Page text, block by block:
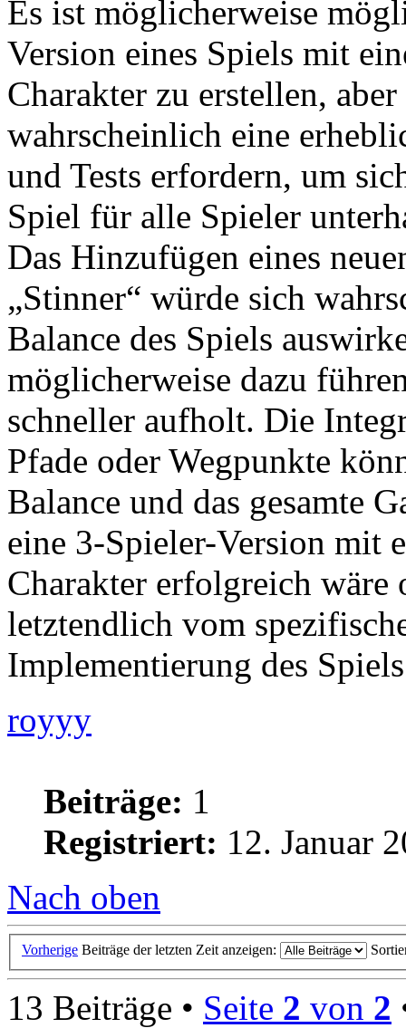
Es ist möglicherweise
Version eines Spiels mit
Charakter zu erstellen,
wahrscheinlich eine
und Tests erfordern, um
Spiel für alle Spieler
Das Hinzufügen eines
„Stinner“ würde sich
Balance des Spiels
möglicherweise dazu
schneller aufholt. Die
Pfade oder Wegpunkte
Balance und das gesamte
eine 3-Spieler-Version mit
Charakter erfolgreich wäre
letztendlich vom
Implementierung des
royyy
Beiträge: 1
Registriert: 12. Januar
Nach oben
Vorherige Beiträge der letzten Zeit anzeigen:
13 Beiträge • Seite 2 von 2